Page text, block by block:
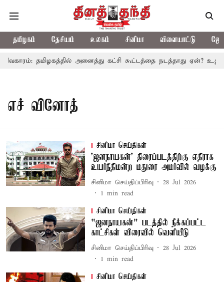
தமிழகம் தேசியம் உலகம் சினிமா விளையாட்டு
தமிழகத்தில் அனைத்து கட்சி கூட்டத்தை நடத்தாது ஏன்?
எச் வினோத்
சினிமா செய்திகள்
'ஜனநாயகன்' திரைப்படத்திற்கு எதிராக
உயர்நீதிமன்ற மதுரை அமர்வில் வழக்கு
சினிமா செய்திப்பிரிவு
28 Jul 2026
1 min read
சினிமா செய்திகள்
"ஜனநாயகன்" படத்தில் நீக்கப்பட்ட
காட்சிகள் விரைவில் வெளியீடு
சினிமா செய்திப்பிரிவு
28 Jul 2026
1 min read
சினிமா செய்திகள்